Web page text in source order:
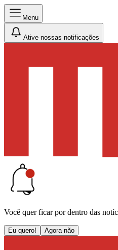
Menu
Ative nossas notificações
Você quer ficar por dentro das
Eu quero! Agora não